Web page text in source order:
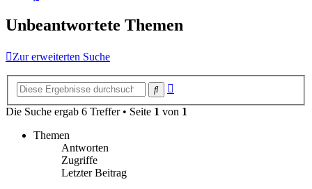
Unbeantwortete Themen
Zur erweiterten Suche
Suche
Die Suche ergab 6 Treffer • Seite 1 von 1
Themen
Antworten
Zugriffe
Letzter Beitrag